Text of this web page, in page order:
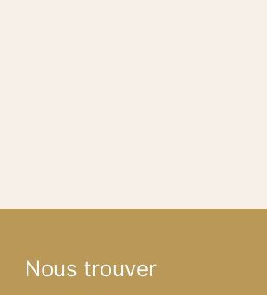
Nous trouver